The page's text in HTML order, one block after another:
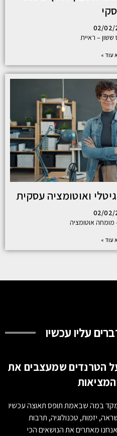
02/02/
ששון – ראיית
עוד »
ואוטומציה עסקית
02/02/
אוטומציה
עוד »
הטרנדים שמעצבים את
במה שבאמת תופס תאוצה עכשיו
יזמות, טכנולוגיה, תרבות
מאתרים את הנושאים הכי